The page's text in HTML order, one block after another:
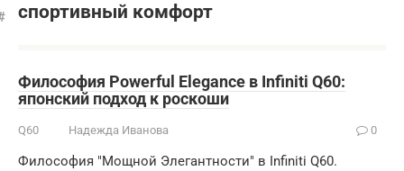
спортивный комфорт
Философия Powerful Elegance в Infiniti Q60:
японский подход к роскоши
Q60 Надежда Иванова 0
Философия "Мощной Элегантности" в Infiniti Q60.